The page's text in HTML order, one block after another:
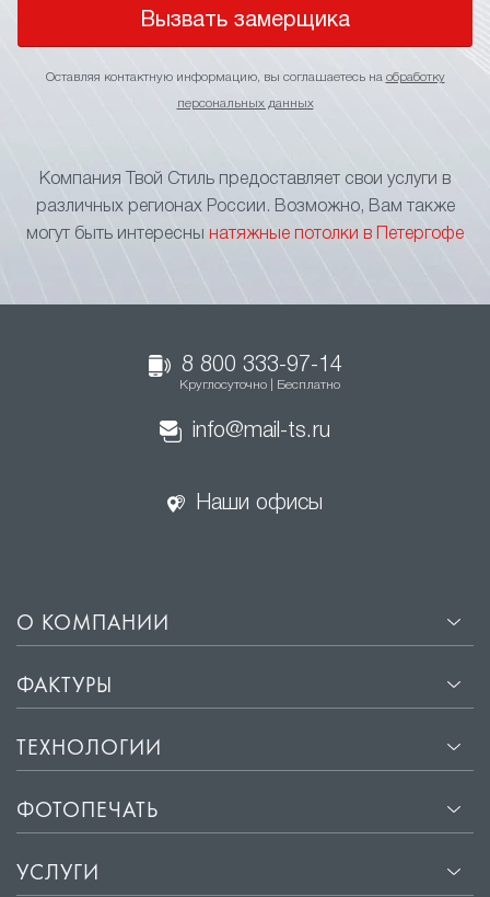
Вызвать замерщика
Оставляя контактную информацию, вы соглашаетесь на обработку
персональных данных
Компания Твой Стиль предоставляет свои услуги в
различных регионах России. Возможно, Вам также
могут быть интересны
натяжные потолки в Петергофе
8 800 333-97-14
Круглосуточно | Бесплатно
info@mail-ts.ru
Наши офисы
О КОМПАНИИ
ФАКТУРЫ
ТЕХНОЛОГИИ
ФОТОПЕЧАТЬ
УСЛУГИ